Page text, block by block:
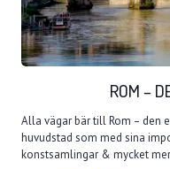
ROM –
Alla vägar bär till Rom – den
huvudstad som med sina
konstsamlingar & mycket